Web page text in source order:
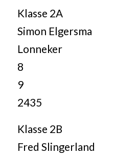
Klasse 2A
Simon Elgersma
Lonneker
8
9
2435
Klasse 2B
Fred Slingerland